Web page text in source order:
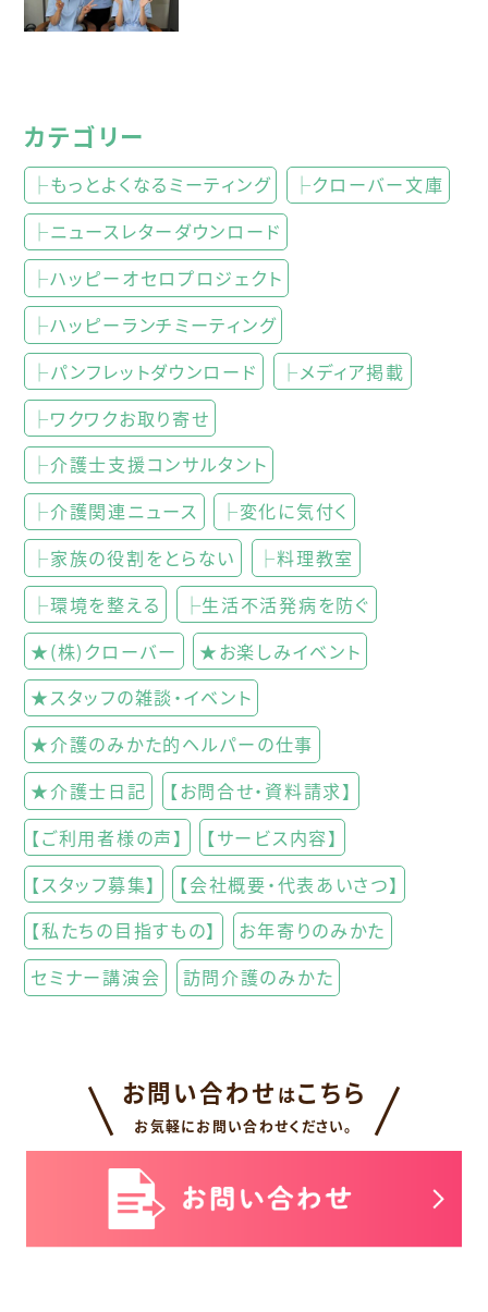
カテゴリー
├もっとよくなるミーティング
├クローバー文庫
├ニュースレターダウンロード
├ハッピーオセロプロジェクト
├ハッピーランチミーティング
├パンフレットダウンロード
├メディア掲載
├ワクワクお取り寄せ
├介護士支援コンサルタント
├介護関連ニュース
├変化に気付く
├家族の役割をとらない
├料理教室
├環境を整える
├生活不活発病を防ぐ
★(株)クローバー
★お楽しみイベント
★スタッフの雑談・イベント
★介護のみかた的ヘルパーの仕事
★介護士日記
【お問合せ・資料請求】
【ご利用者様の声】
【サービス内容】
【スタッフ募集】
【会社概要・代表あいさつ】
【私たちの目指すもの】
お年寄りのみかた
セミナー講演会
訪問介護のみかた
お問い合わせ はこちら
お気軽にお問い合わせください。